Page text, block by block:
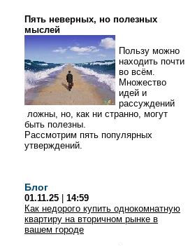
Пять неверных, но полезных
мыслей
Пользу можно
находить почти
во всём.
Множество
идей и
рассуждений
ложны, но, как ни странно, могут
быть полезны.
Рассмотрим пять популярных
утверждений.
Блог
01.11.25
14:59
Как недорого купить однокомнатную
квартиру на вторичном рынке в
вашем городе